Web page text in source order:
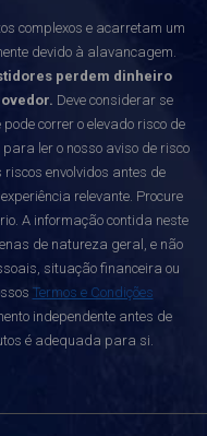
complexos e acarretam um
devido à alavancagem.
perdem dinheiro
Deve considerar se
correr o elevado risco de
para ler o nosso aviso de risco
envolvidos antes de
relevante. Procure
A informação contida neste
de natureza geral, e não
situação financeira ou
Termos e Condições
independente antes de
é adequada para si.